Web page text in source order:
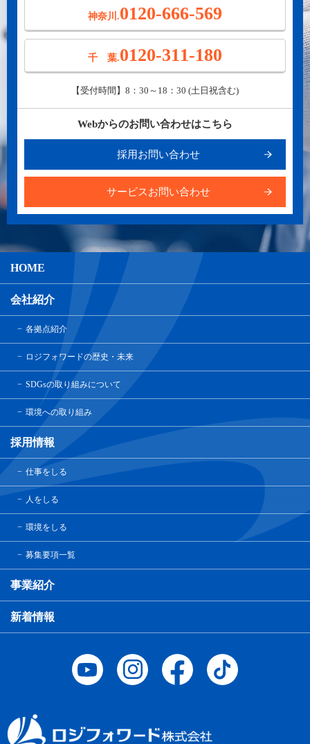
神奈川.0120-666-569
千 葉.0120-311-180
【受付時間】8：30～18：30 (土日祝含む)
Webからのお問い合わせはこちら
採用お問い合わせ
サービスお問い合わせ
HOME
会社紹介
各拠点紹介
ロジフォワードの歴史・未来
SDGsの取り組みについて
環境への取り組み
採用情報
仕事をしる
人をしる
環境をしる
募集要項一覧
事業紹介
新着情報